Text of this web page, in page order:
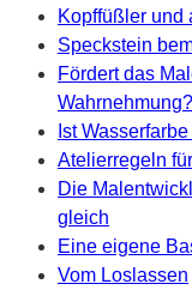
Kopffüßler und
Speckstein
Fördert das
Wahrnehmung?
Ist
Atelierregeln
Die
gleich
Eine eigene
Vom Loslassen